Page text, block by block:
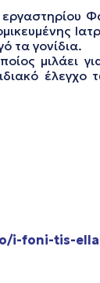
τα γονίδια.
μιλάει
έλεγχο
i-foni-tis-